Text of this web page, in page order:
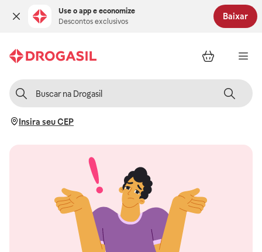
Use o app e economize
Descontos exclusivos
Baixar
Insira seu CEP